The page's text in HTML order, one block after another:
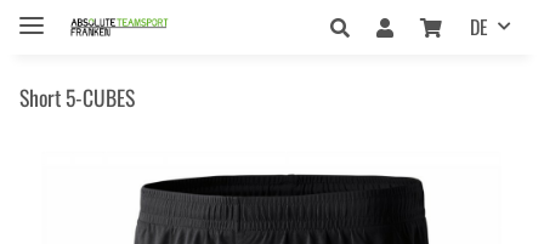
DE
Short 5-CUBES